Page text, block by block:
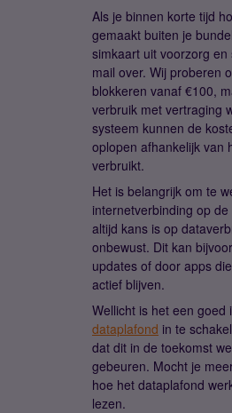
Als je binnen korte tijd
gemaakt buiten je
simkaart uit voorzorg
mail over. Wij proberen
blokkeren vanaf €100,
verbruik met vertraging
systeem kunnen de
oplopen afhankelijk van
verbruikt.
Het is belangrijk om te
internetverbinding op
altijd kans is op
onbewust. Dit kan
updates of door apps
actief blijven.
Wellicht is het een goed
dataplafond in te
dat dit in de toekomst
gebeuren. Mocht je
hoe het dataplafond
lezen.